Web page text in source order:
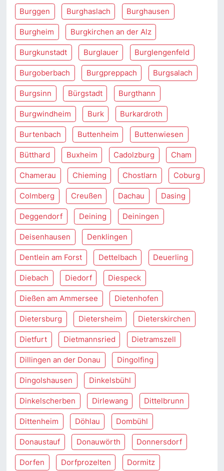
Burggen Burghaslach Burghausen
Burgheim Burgkirchen an der Alz
Burgkunstadt Burglauer Burglengenfeld
Burgoberbach Burgpreppach Burgsalach
Burgsinn Bürgstadt Burgthann
Burgwindheim Burk Burkardroth
Burtenbach Buttenheim Buttenwiesen
Bütthard Buxheim Cadolzburg Cham
Chamerau Chieming Chostlarn Coburg
Colmberg Creußen Dachau Dasing
Deggendorf Deining Deiningen
Deisenhausen Denklingen
Dentlein am Forst Dettelbach Deuerling
Diebach Diedorf Diespeck
Dießen am Ammersee Dietenhofen
Dietersburg Dietersheim Dieterskirchen
Dietfurt Dietmannsried Dietramszell
Dillingen an der Donau Dingolfing
Dingolshausen Dinkelsbühl
Dinkelscherben Dirlewang Dittelbrunn
Dittenheim Döhlau Dombühl
Donaustauf Donauwörth Donnersdorf
Dorfen Dorfprozelten Dormitz